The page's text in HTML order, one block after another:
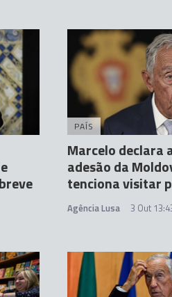
PAÍS
Marcelo declara
adesão da
tenciona visitar
Agência Lusa 3 Out